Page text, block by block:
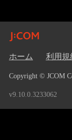
ホーム 利用規
Copyright © JCOM
v9.10.0.3233062